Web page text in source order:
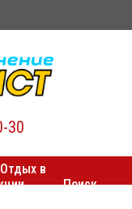
30
Отдых в
Поиск